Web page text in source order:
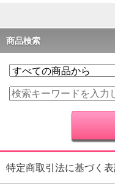
商品検索
特定商取引法に基づく表